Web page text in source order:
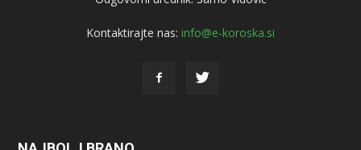
Kontaktirajte nas: info@e-koroska.si